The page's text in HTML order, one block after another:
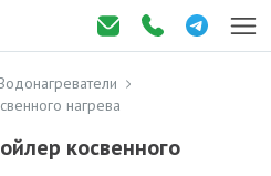
нагрева
косвенного